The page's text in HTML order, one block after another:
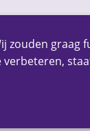
zouden graag
verbeteren,